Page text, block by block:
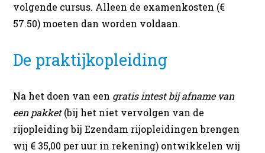
volgende cursus. Alleen de examenkosten (€
57.50) moeten dan worden voldaan.
De praktijkopleiding
Na het doen van een gratis intest bij afname van
een pakket(bij het niet vervolgen van de
rijopleiding bij Ezendam rijopleidingen brengen
wij € 35,00 per uur in rekening) ontwikkelen wij